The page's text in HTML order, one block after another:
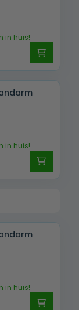
in huis!
in huis!
in huis!